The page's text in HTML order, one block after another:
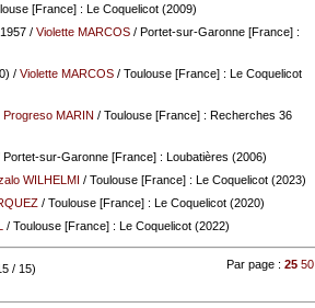
[France] : Le Coquelicot (2009)
/ Violette MARCOS/ Portet-sur-Garonne [France] :
/ Violette MARCOS/ Toulouse [France] : Le Coquelicot
Progreso MARIN / Toulouse [France] : Recherches 36
sur-Garonne [France] : Loubatières (2006)
WILHELMI / Toulouse [France] : Le Coquelicot (2023)
/ Toulouse [France] : Le Coquelicot (2020)
/ Toulouse [France] : Le Coquelicot (2022)
/ 15) Par page :25 50